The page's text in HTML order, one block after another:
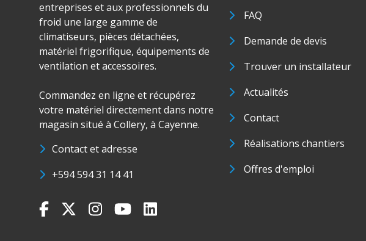
entreprises et aux professionnels du
froid une large gamme de
climatiseurs, pièces détachées,
matériel frigorifique, équipements de
ventilation et accessoires.
Commandez en ligne et récupérez
votre matériel directement dans notre
magasin situé à Collery, à Cayenne.
Contact et adresse
+594 594 31 14 41
FAQ
Demande de devis
Trouver un installateur
Actualités
Contact
Réalisations chantiers
Offres d'emploi